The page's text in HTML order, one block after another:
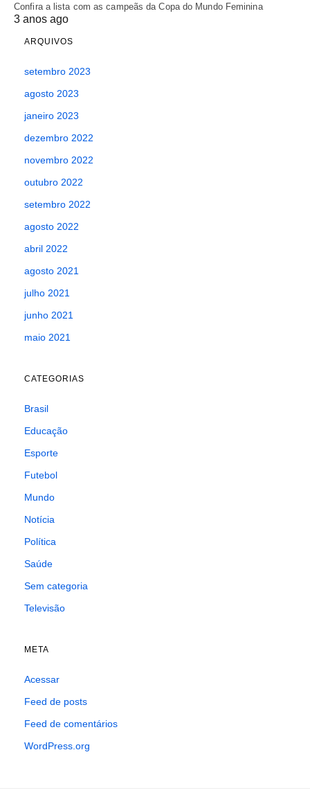
Confira a lista com as campeãs da Copa do Mundo Feminina
3 anos ago
ARQUIVOS
setembro 2023
agosto 2023
janeiro 2023
dezembro 2022
novembro 2022
outubro 2022
setembro 2022
agosto 2022
abril 2022
agosto 2021
julho 2021
junho 2021
maio 2021
CATEGORIAS
Brasil
Educação
Esporte
Futebol
Mundo
Notícia
Política
Saúde
Sem categoria
Televisão
META
Acessar
Feed de posts
Feed de comentários
WordPress.org